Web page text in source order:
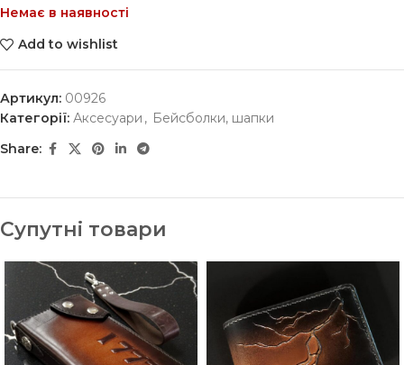
Немає в наявності
Add to wishlist
Артикул: 00926
Категорії: Аксесуари , Бейсболки, шапки
Share:
Супутні товари